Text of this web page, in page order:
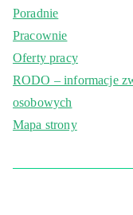
Poradnie
Pracownie
Oferty pracy
RODO – informacje
osobowych
Mapa strony